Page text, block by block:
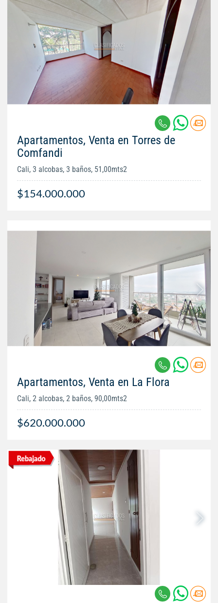
Apartamentos, Venta en Torres de
Comfandi
Cali, 3 alcobas, 3 baños, 51,00mts2
$154.000.000
Apartamentos, Venta en La Flora
Cali, 2 alcobas, 2 baños, 90,00mts2
$620.000.000